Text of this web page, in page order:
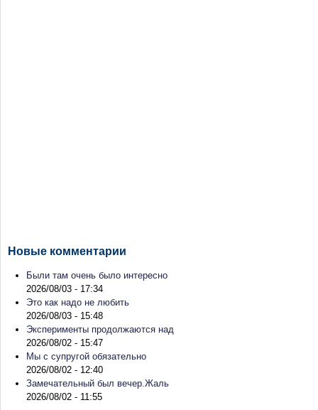
Новые комментарии
Были там очень было интересно
2026/08/03 - 17:34
Это как надо не любить
2026/08/03 - 15:48
Эксперименты продолжаются над
2026/08/02 - 15:47
Мы с супругой обязательно
2026/08/02 - 12:40
Замечательный был вечер.Жаль
2026/08/02 - 11:55